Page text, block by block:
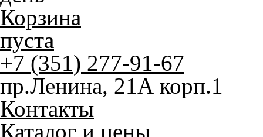
Корзина
пуста
+7 (351) 277-91-67
пр.Ленина, 21А корп.1
Контакты
Каталог и цены